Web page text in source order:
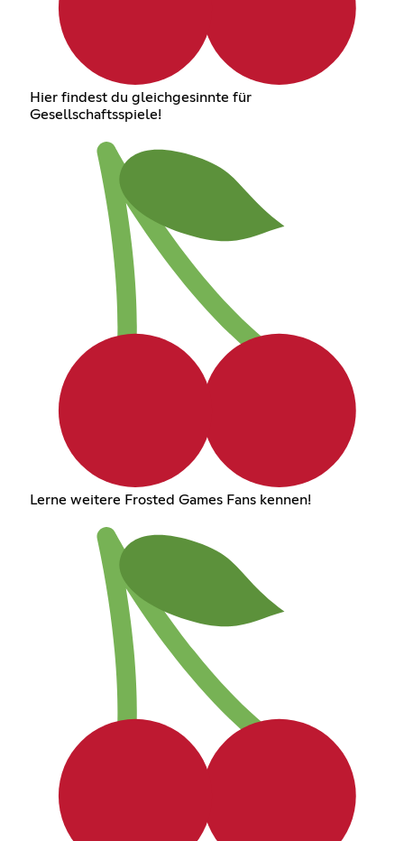
Hier findest du gleichgesinnte für
Gesellschaftsspiele!
Lerne weitere Frosted Games Fans kennen!